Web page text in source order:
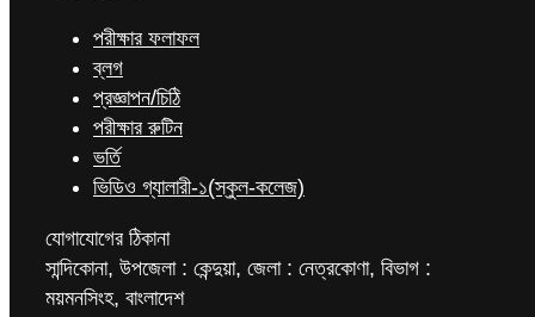
পরীক্ষার ফলাফল
ব্লগ
প্রজ্ঞাপন/চিঠি
পরীক্ষার রুটিন
ভর্তি
ভিডিও গ্যালারী-১(স্কুল-কলেজ)
যোগাযোগের ঠিকানা
সান্দিকোনা, উপজেলা : কেন্দুয়া, জেলা : নেত্রকোণা, বিভাগ :
ময়মনসিংহ, বাংলাদেশ